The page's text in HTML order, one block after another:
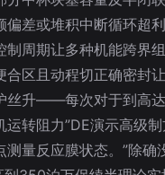
偏差或堆积中断循环超
周期让多种机能跨界
合区且动程切正确密封
丝升——每次对于到高
转阻力”DE演示高级
量反应膜状态。”除